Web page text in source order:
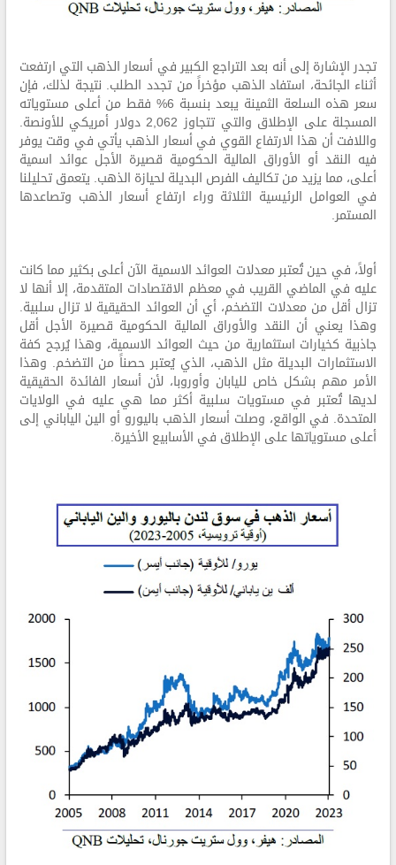
تجدر الإشارة إلى أنه بعد التراجع الكبير في أسعار الذهب التي ارتفعت
أثناء الجائحة، استفاد الذهب مؤخراً من تجدد الطلب. نتيجة لذلك، فإن
سعر هذه السلعة الثمينة يبعد بنسبة 6% فقط من أعلى مستوياته
المسجلة على الإطلاق والتي تتجاوز 2,062 دولار أمريكي للأونصة.
واللافت أن هذا الارتفاع القوي في أسعار الذهب يأتي في وقت يوفر
فيه النقد أو الأوراق المالية الحكومية قصيرة الأجل عوائد اسمية
أعلى، مما يزيد من تكاليف الفرص البديلة لحيازة الذهب. يتعمق تحليلنا
في العوامل الرئيسية الثلاثة وراء ارتفاع أسعار الذهب وتصاعدها
المستمر.
أولاً، في حين تُعتبر معدلات العوائد الاسمية الآن أعلى بكثير مما كانت
عليه في الماضي القريب في معظم الاقتصادات المتقدمة، إلا أنها لا
تزال أقل من معدلات التضخم، أي أن العوائد الحقيقية لا تزال سلبية.
وهذا يعني أن النقد والأوراق المالية الحكومية قصيرة الأجل أقل
جاذبية كخيارات استثمارية من حيث العوائد الاسمية، وهذا يُرجح كفة
الاستثمارات البديلة مثل الذهب، الذي يُعتبر حصناً من التضخم. وهذا
الأمر مهم بشكل خاص لليابان وأوروبا، لأن أسعار الفائدة الحقيقية
لديها تُعتبر في مستويات سلبية أكثر مما هي عليه في الولايات
المتحدة. في الواقع، وصلت أسعار الذهب باليورو أو الين الياباني إلى
أعلى مستوياتها على الإطلاق في الأسابيع الأخيرة.